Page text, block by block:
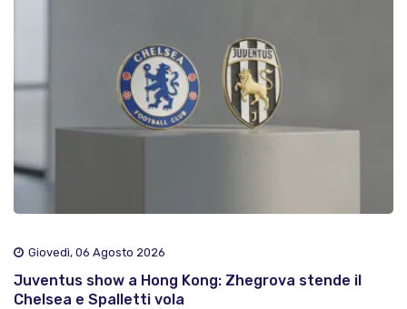
Giovedì, 06 Agosto 2026
Juventus show a Hong Kong: Zhegrova stende il
Chelsea e Spalletti vola